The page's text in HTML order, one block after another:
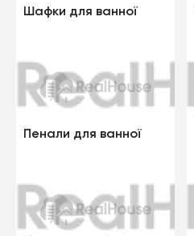
Шафки для ванної
Пенали для ванної